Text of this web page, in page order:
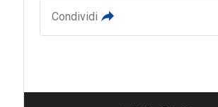
Condividi